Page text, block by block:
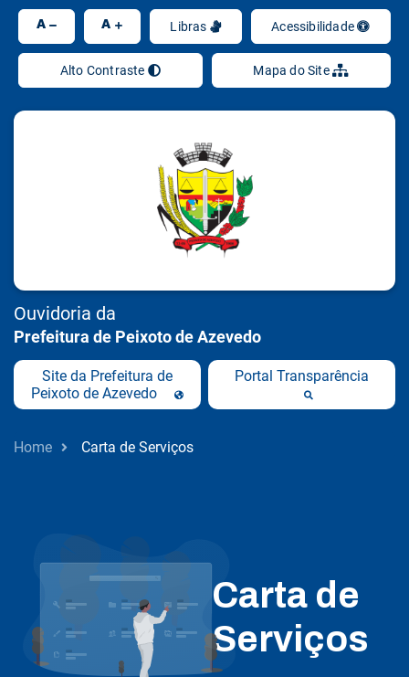
A A Libras Acessibilidade
Alto Contraste Mapa do Site
Ouvidoria da
Prefeitura de Peixoto de Azevedo
Site da Prefeitura de
Peixoto de Azevedo
Portal Transparência
Home Carta de Serviços
Carta de
Serviços